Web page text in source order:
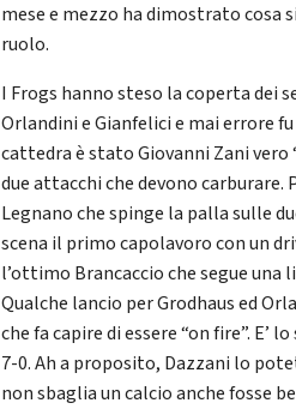
mese e mezzo ha dimostrato cosa
ruolo.
I Frogs hanno steso la coperta dei
Orlandini e Gianfelici e mai errore
cattedra è stato Giovanni Zani vero
due attacchi che devono
Legnano che spinge la palla sulle
scena il primo capolavoro con un
l’ottimo Brancaccio che segue
Qualche lancio per Grodhaus ed
che fa capire di essere “on fire”. E’
7-0. Ah a proposito, Dazzani lo
non sbaglia un calcio anche fosse